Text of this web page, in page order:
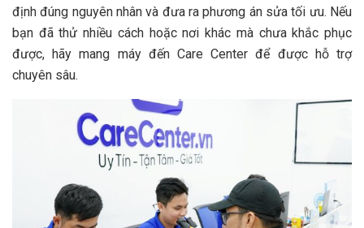
định đúng nguyên nhân và đưa ra phương án sửa tối ưu. Nếu
bạn đã thử nhiều cách hoặc nơi khác mà chưa khắc phục
được, hãy mang máy đến Care Center để được hỗ trợ
chuyên sâu.